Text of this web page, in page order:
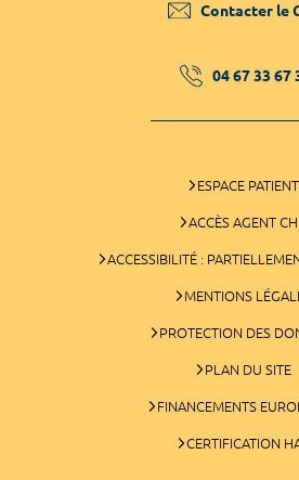
Contacter le
04 67 33 67
ESPACE PATIENT
ACCÈS AGENT
ACCESSIBILITÉ :
MENTIONS
PROTECTION DES
PLAN DU SITE
FINANCEMENTS
CERTIFICATION